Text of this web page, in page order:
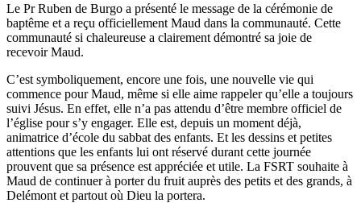
Le Pr Ruben de Burgo a présenté le message de la cérémonie de
baptême et a reçu officiellement Maud dans la communauté. Cette
communauté si chaleureuse a clairement démontré sa joie de
recevoir Maud.
C’est symboliquement, encore une fois, une nouvelle vie qui
commence pour Maud, même si elle aime rappeler qu’elle a toujours
suivi Jésus. En effet, elle n’a pas attendu d’être membre officiel de
l’église pour s’y engager. Elle est, depuis un moment déjà,
animatrice d’école du sabbat des enfants. Et les dessins et petites
attentions que les enfants lui ont réservé durant cette journée
prouvent que sa présence est appréciée et utile. La FSRT souhaite à
Maud de continuer à porter du fruit auprès des petits et des grands, à
Delémont et partout où Dieu la portera.